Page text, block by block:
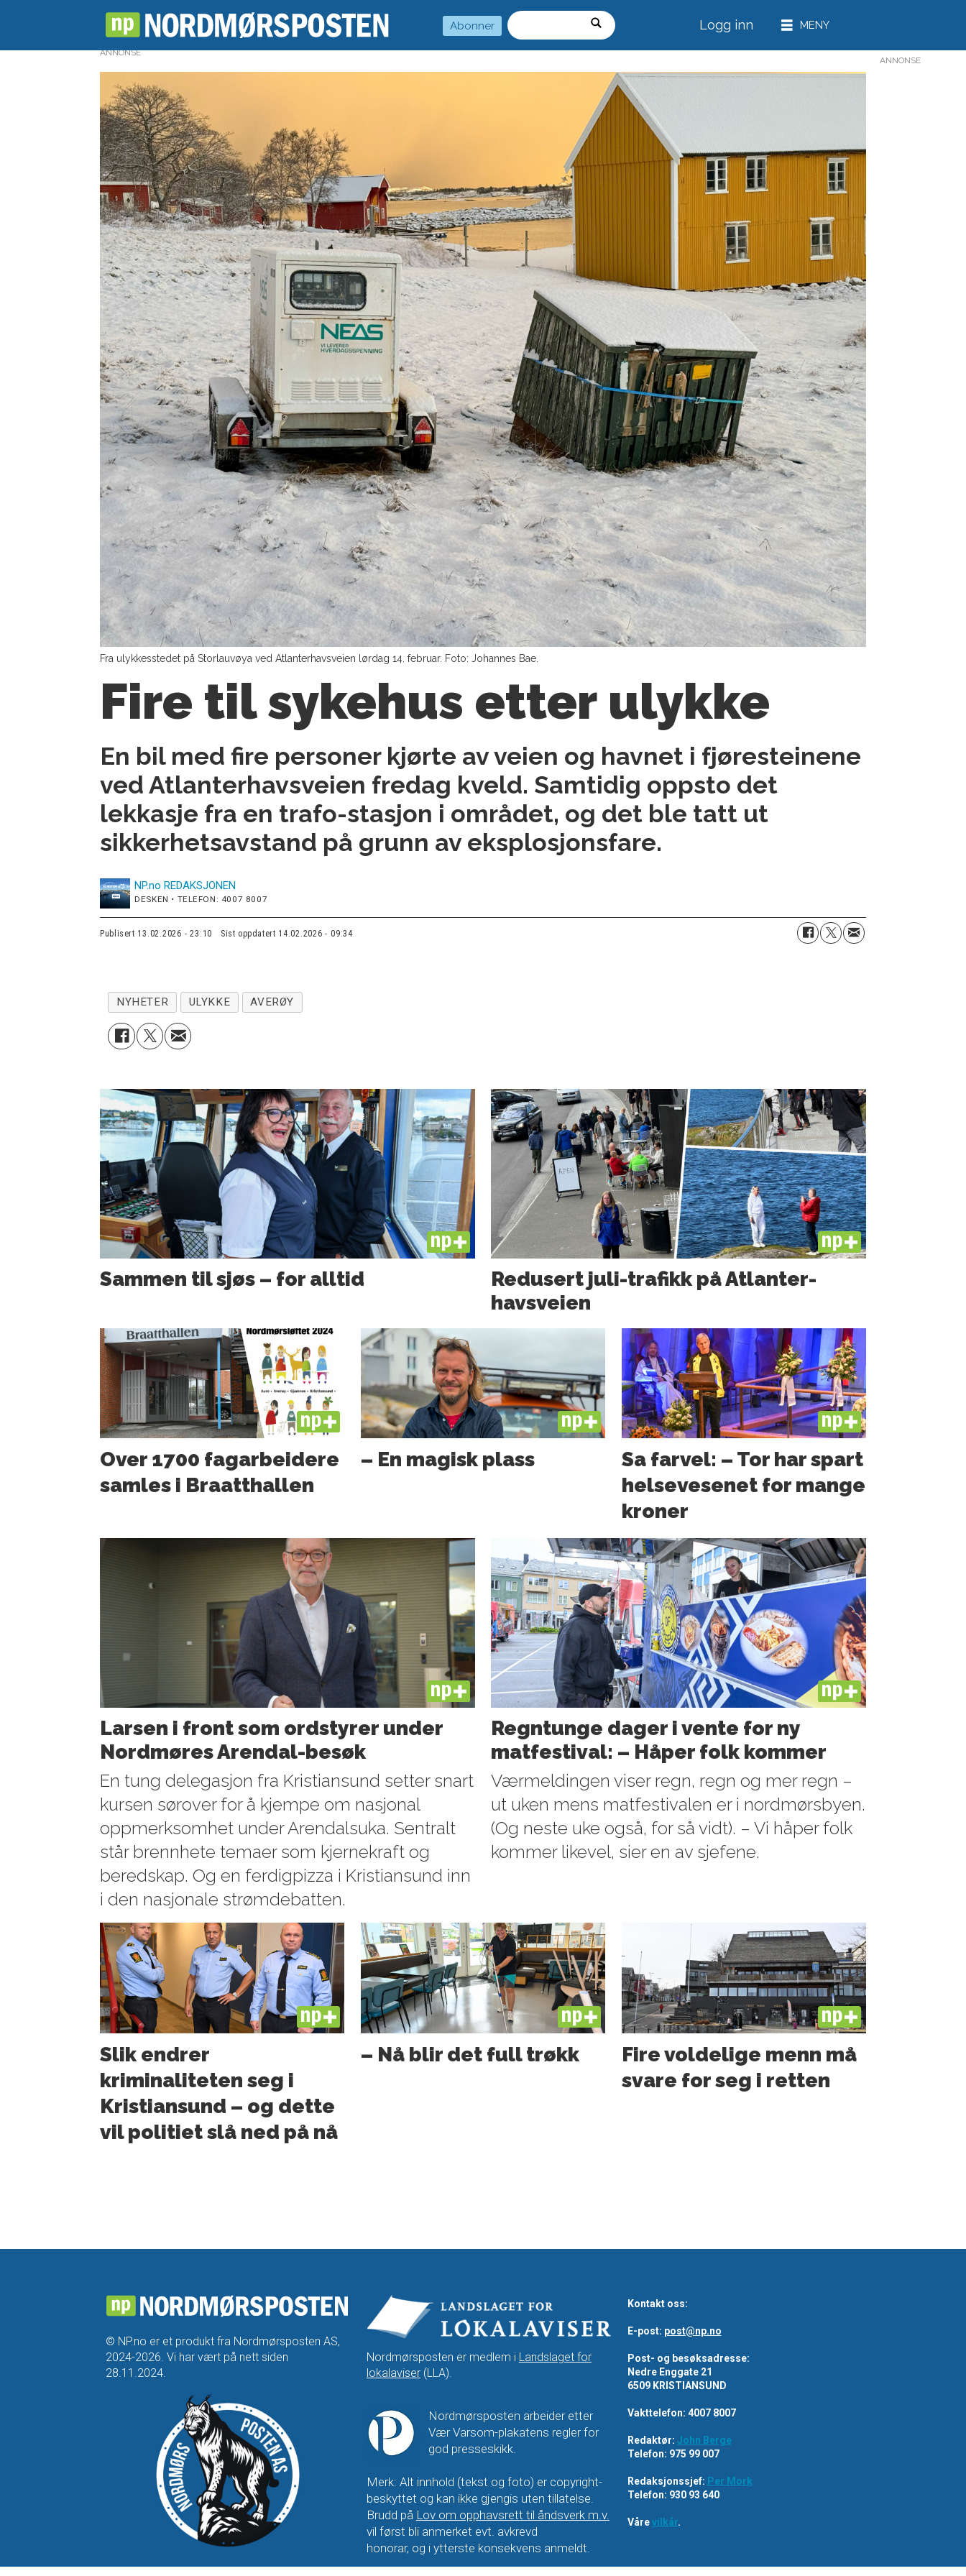
Abonner
Søk
Logg inn
ANNONSE
Fra ulykkesstedet på Storlauvøya ved Atlanterhavsveien lørdag 14. februar. Foto: Johannes Bae.
Fire til sykehus etter ulykke
En bil med fire personer kjørte av veien og havnet i fjøresteinene
ved Atlanterhavsveien fredag kveld. Samtidig oppsto det
lekkasje fra en trafo-stasjon i området, og det ble tatt ut
sikkerhetsavstand på grunn av eksplosjonsfare.
NP.no REDAKSJONEN
DESKEN • TELEFON: 4007 8007
Publisert 13.02.2026 - 23:10 Sist oppdatert 14.02.2026 - 09:34
NYHETER ULYKKE AVERØY
PLUS
Sammen til sjøs – for alltid
PLUS
Redusert juli-trafikk på Atlanter­
havsveien
PLUS
Over 1700 fagarbeidere
samles i Braatthallen
PLUS
– En magisk plass
PLUS
Sa farvel: – Tor har spart
helsevesenet for mange
kroner
PLUS
Larsen i front som ordstyrer under
Nordmøres Arendal-besøk
En tung delegasjon fra Kristiansund setter snart
kursen sørover for å kjempe om nasjonal
oppmerksomhet under Arendalsuka. Sentralt
står brennhete temaer som kjernekraft og
beredskap. Og en ferdigpizza i Kristiansund inn
i den nasjonale strømdebatten.
PLUS
Regntunge dager i vente for ny
matfestival: – Håper folk kommer
Værmeldingen viser regn, regn og mer regn –
ut uken mens matfestivalen er i nordmørsbyen.
(Og neste uke også, for så vidt). – Vi håper folk
kommer likevel, sier en av sjefene.
PLUS
Slik endrer
kriminaliteten seg i
Kristiansund – og dette
vil politiet slå ned på nå
PLUS
– Nå blir det full trøkk
PLUS
Fire voldelige menn må
svare for seg i retten
ANNONSE
© NP.no er et produkt fra Nordmørsposten AS,
2024-2026. Vi har vært på nett siden
28.11.2024.
Nordmørsposten er medlem i Landslaget for
lokalaviser(LLA).
Nordmørsposten arbeider etter
Vær Varsom-plakatens regler for
god presseskikk.
Merk: Alt innhold (tekst og foto) er copyright-
beskyttet og kan ikke gjengis uten tillatelse.
Brudd på Lov om opphavsrett til åndsverk m.v.
vil først bli anmerket evt. avkrevd
honorar, og i ytterste konsekvens anmeldt.
Kontakt oss:
E-post: post@np.no
Post- og besøksadresse:
Nedre Enggate 21
6509 KRISTIANSUND
Vakttelefon: 4007 8007
Redaktør: John Berge
Telefon: 975 99 007
Redaksjonssjef: Per Mork
Telefon: 930 93 640
Vårevilkår.